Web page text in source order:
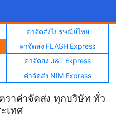
ค่าจัดส่งไปรษณีย์ไทย
ค่าจัดส่ง FLASH Express
ค่าจัดส่ง J&T Express
ค่าจัดส่ง NIM Express
ราค่าจัดส่ง ทุกบริษัท ทั่ว
เทศ